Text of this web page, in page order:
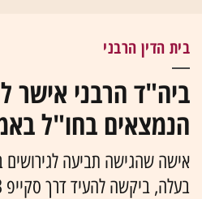
בית הדין הרבני
ביה"ד הרבני אישר
הנמצאים בחו"ל
אישה שהגישה תביעה לגירושים